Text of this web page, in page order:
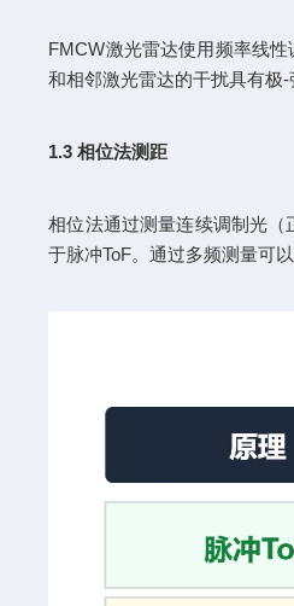
FMCW激光雷达使用频率线
和相邻激光雷达的干扰具有极
1.3 相位法测距
相位法通过测量连续调制光
于脉冲ToF。通过多频测量可